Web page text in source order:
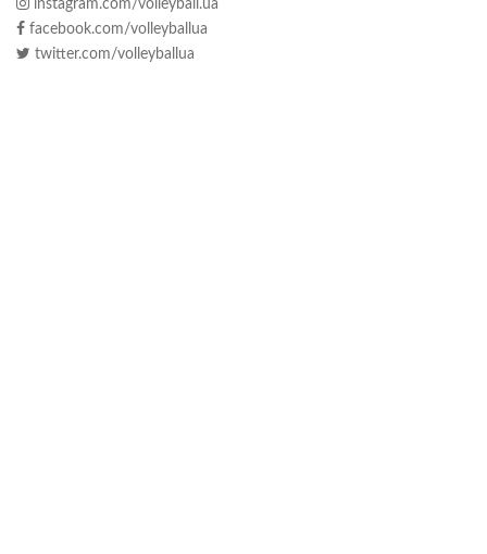
instagram.com/volleyball.ua
facebook.com/volleyballua
twitter.com/volleyballua